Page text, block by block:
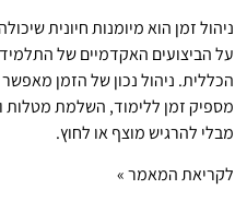
ניהול זמן הוא מיומנות חיונית
על הביצועים האקדמיים של התלמיד
הכללית. ניהול נכון של הזמן
מספיק זמן ללימוד, השלמת מטלות
מבלי להרגיש מוצף או לחוץ.
לקריאת המאמר »